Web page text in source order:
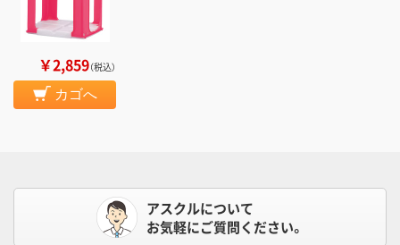
￥2,859（税込）
カゴへ
アスクルについて
お気軽にご質問ください。